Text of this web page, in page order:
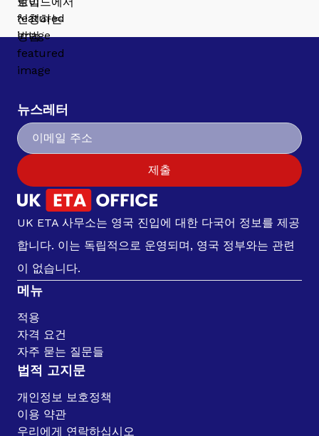
뉴스레터
제출
UK ETA 사무소는 영국 진입에 대한 다국어 정보를 제공
합니다. 이는 독립적으로 운영되며, 영국 정부와는 관련
이 없습니다.
메뉴
적용
자격 요건
자주 묻는 질문들
법적 고지문
개인정보 보호정책
이용 약관
우리에게 연락하십시오